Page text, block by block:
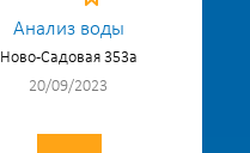
Анализ воды
Ново-Садовая 353а
20/09/2023